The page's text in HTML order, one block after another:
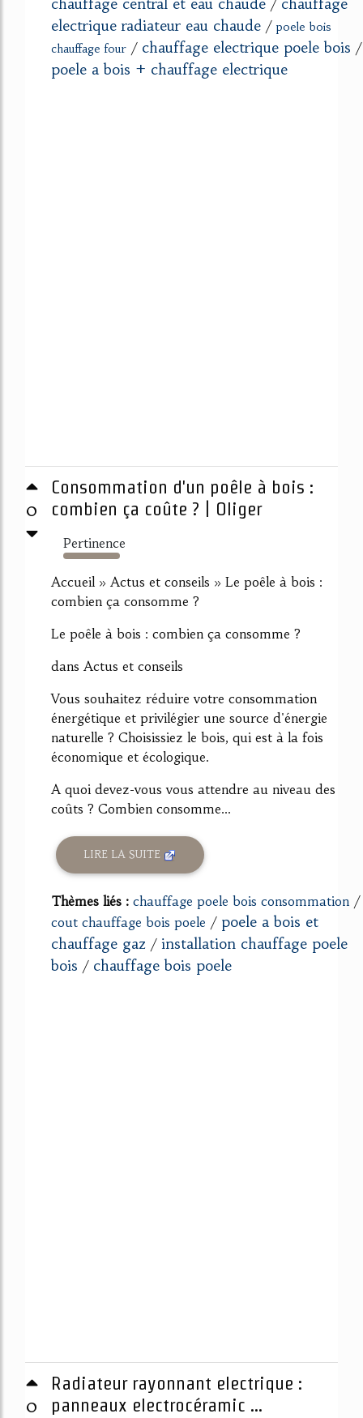
/
electrique radiateur eau chaude / poele bois
chauffage four / chauffage electrique poele bois /
poele a bois + chauffage electrique
0
Consommation d'un poêle à bois :
combien ça coûte ? | Oliger
Pertinence
774%
Accueil » Actus et conseils » Le poêle à bois :
combien ça consomme ?
Le poêle à bois : combien ça consomme ?
dans Actus et conseils
Vous souhaitez réduire votre consommation
énergétique et privilégier une source d'énergie
naturelle ? Choisissiez le bois, qui est à la fois
économique et écologique.
A quoi devez-vous vous attendre au niveau des
coûts ? Combien consomme...
LIRE LA SUITE
Thèmes liés : chauffage poele bois consommation /
cout chauffage bois poele / poele a bois et
chauffage gaz / installation chauffage poele
bois / chauffage bois poele
0
Radiateur rayonnant electrique :
panneaux electrocéramic ...